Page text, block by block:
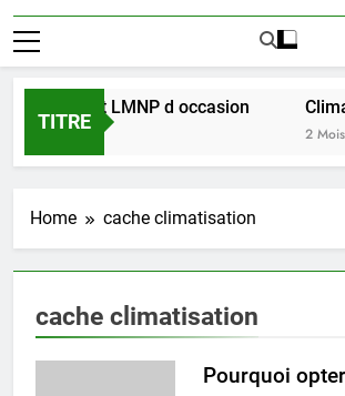
TITRE
l achat LMNP d occasion
2 Mois
Home cache climatisation
cache climatisation
Pourquoi